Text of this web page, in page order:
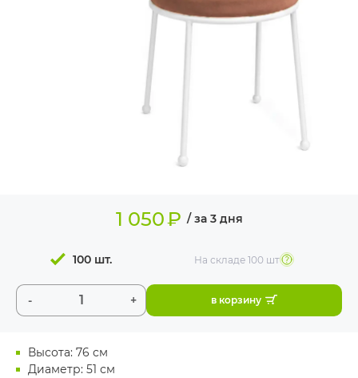
Высота: 76 см
Диаметр: 51 см
1 050₽ / за 3 дня
- +
100 шт. На складе100 шт
в корзину